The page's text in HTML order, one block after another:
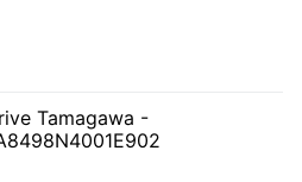
Tamagawa -